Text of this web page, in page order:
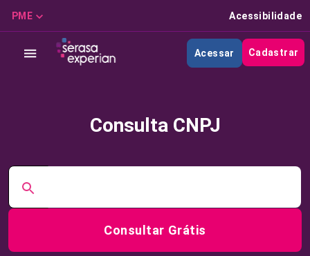
PME Acessibilidade
Acessar Cadastrar
Consulta CNPJ
Consultar Grátis